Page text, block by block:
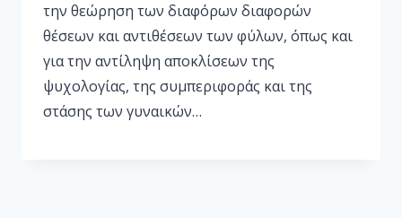
την θεώρηση των διαφόρων διαφορών
θέσεων και αντιθέσεων των φύλων, όπως και
για την αντίληψη αποκλίσεων της
ψυχολογίας, της συμπεριφοράς και της
στάσης των γυναικών…